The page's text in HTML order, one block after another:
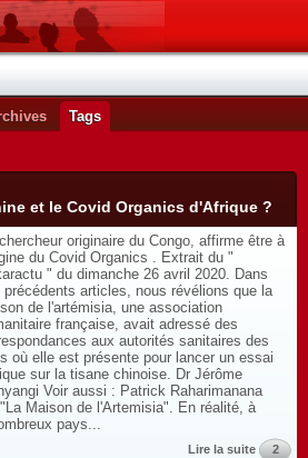
Tags
et le Covid Organics d'Afrique ?
originaire du Congo, affirme être à
du Covid Organics . Extrait du "
" du dimanche 26 avril 2020. Dans
précédents articles, nous révélions que la
de l'artémisia, une association
française, avait adressé des
aux autorités sanitaires des
où elle est présente pour lancer un essai
sur la tisane chinoise. Dr Jérôme
Voir aussi : Patrick Raharimanana
Maison de l'Artemisia". En réalité, à
pays...
Lire la suite 2